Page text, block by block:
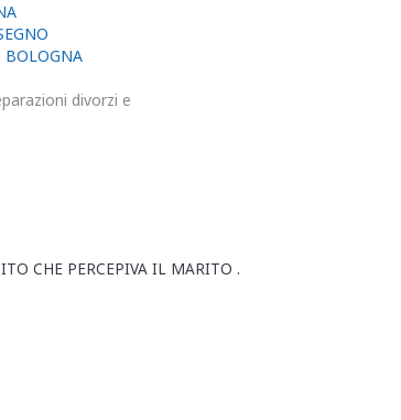
divorzi e
CHE PERCEPIVA IL MARITO .